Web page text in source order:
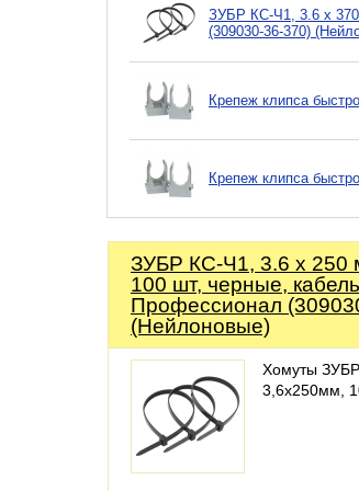
ЗУБР КС-Ч1, 3.6 x
(309030-36-370)
Крепеж клипса
Крепеж клипса
ЗУБР КС-Ч1, 3.6 x 250
100 шт, черные,
Профессионал
(Нейлоновые)
Хомуты
3,6x250мм,